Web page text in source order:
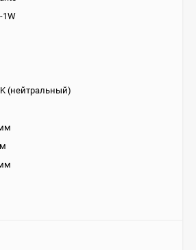
1W
(нейтральный)